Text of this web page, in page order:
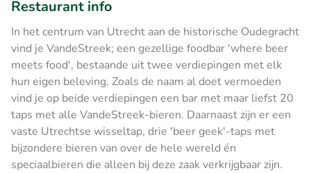
Restaurant info
In het centrum van Utrecht aan de historische Oudegracht
vind je VandeStreek; een gezellige foodbar 'where beer
meets food', bestaande uit twee verdiepingen met elk
hun eigen beleving. Zoals de naam al doet vermoeden
vind je op beide verdiepingen een bar met maar liefst 20
taps met alle VandeStreek-bieren. Daarnaast zijn er een
vaste Utrechtse wisseltap, drie 'beer geek'-taps met
bijzondere bieren van over de hele wereld én
speciaalbieren die alleen bij deze zaak verkrijgbaar zijn.